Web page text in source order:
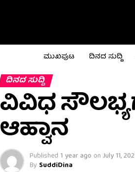
ಮುಖಪುಟ ದಿನದ ಸುದ್ದಿ
ದಿನದ ಸುದ್ದಿ
ವಿವಿಧ
ಆಹ್ವಾನ
Published 1 year ago on July 11,
By SuddiDina